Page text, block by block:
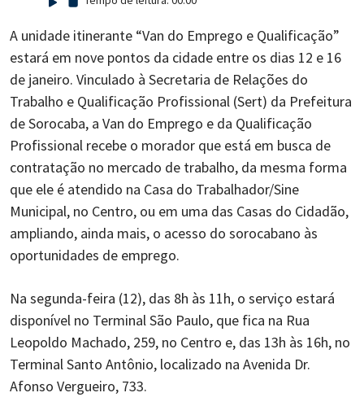
A unidade itinerante “Van do Emprego e Qualificação”
estará em nove pontos da cidade entre os dias 12 e 16
de janeiro. Vinculado à Secretaria de Relações do
Trabalho e Qualificação Profissional (Sert) da Prefeitura
de Sorocaba, a Van do Emprego e da Qualificação
Profissional recebe o morador que está em busca de
contratação no mercado de trabalho, da mesma forma
que ele é atendido na Casa do Trabalhador/Sine
Municipal, no Centro, ou em uma das Casas do Cidadão,
ampliando, ainda mais, o acesso do sorocabano às
oportunidades de emprego.
Na segunda-feira (12), das 8h às 11h, o serviço estará
disponível no Terminal São Paulo, que fica na Rua
Leopoldo Machado, 259, no Centro e, das 13h às 16h, no
Terminal Santo Antônio, localizado na Avenida Dr.
Afonso Vergueiro, 733.